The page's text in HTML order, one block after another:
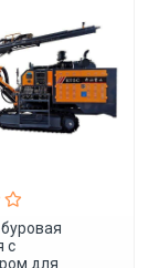
с
для